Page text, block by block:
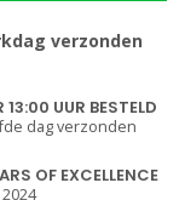
verzonden
13:00 UUR BESTELD
dag verzonden
OF EXCELLENCE
2024